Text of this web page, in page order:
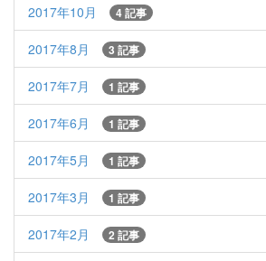
2017年10月 4 記事
2017年8月 3 記事
2017年7月 1 記事
2017年6月 1 記事
2017年5月 1 記事
2017年3月 1 記事
2017年2月 2 記事